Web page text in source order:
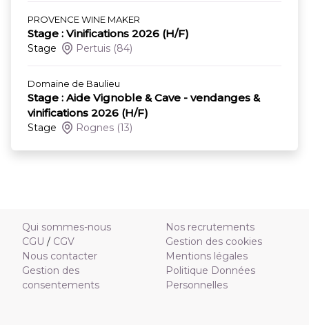
PROVENCE WINE MAKER
Stage : Vinifications 2026 (H/F)
Stage Pertuis (84)
Domaine de Baulieu
Stage : Aide Vignoble & Cave - vendanges &
vinifications 2026 (H/F)
Stage Rognes (13)
Qui sommes-nous
CGU / CGV
Nous contacter
Gestion des
consentements
Nos recrutements
Gestion des cookies
Mentions légales
Politique Données
Personnelles